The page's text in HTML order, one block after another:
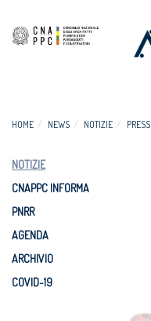
HOME NEWS NOTIZIE PRESS
NOTIZIE
CNAPPC INFORMA
PNRR
AGENDA
ARCHIVIO
COVID-19